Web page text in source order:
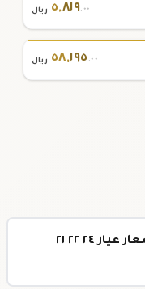
٥,٨١٩.٠٠ ريال
٥٨,١٩٥ .٠٠ ريال
← سعر الذهب اليوم في قطر | أسعار عيار ٢٤ ٢٢ ٢١